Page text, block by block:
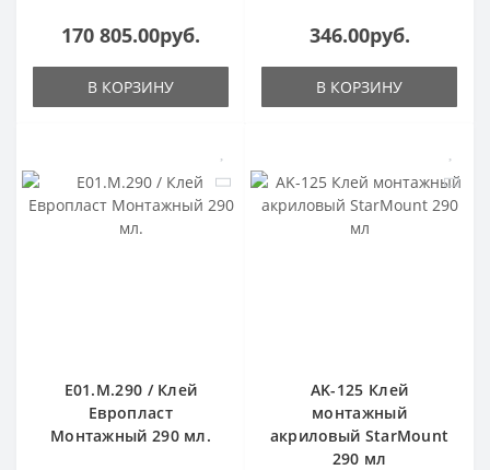
170 805.00руб.
В КОРЗИНУ
346.00руб.
В КОРЗИНУ
E01.M.290 / Клей
Европласт
Монтажный 290 мл.
AK-125 Клей
монтажный
акриловый StarMount
290 мл